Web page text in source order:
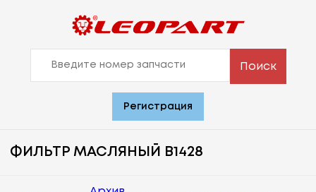
Поиск
Регистрация
ФИЛЬТР МАСЛЯНЫЙ B1428